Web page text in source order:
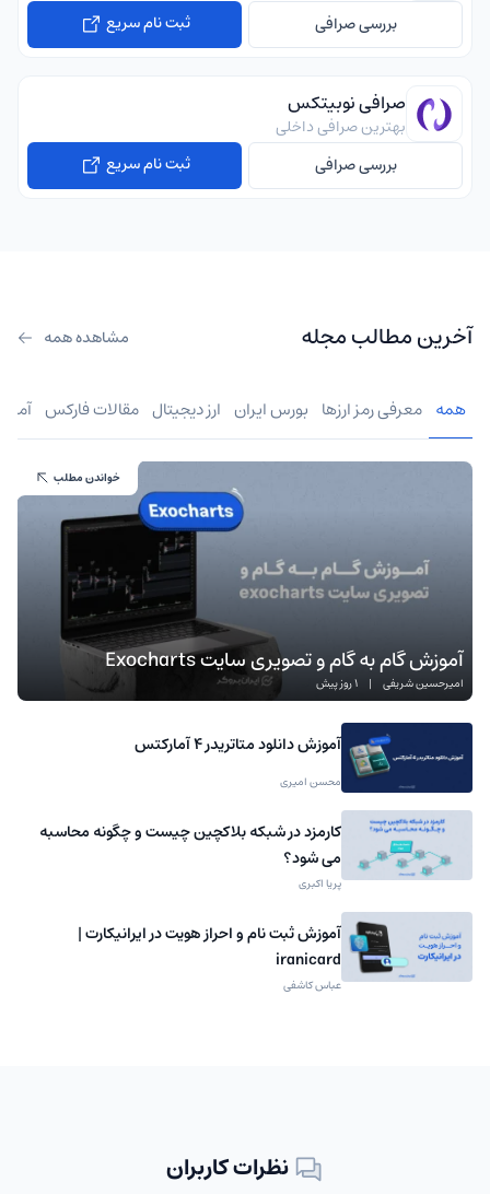
بررسی صرافی
ثبت نام سریع
صرافی نوبیتکس
بهترین صرافی داخلی
بررسی صرافی
ثبت نام سریع
آخرین مطالب مجله مشاهده همه
همه معرفی رمز ارزها بورس ایران ارز دیجیتال مقالات فارکس
آموزش گام به گام و تصویری سایت Exocharts
امیرحسین شریفی | 1 روز پیش
خواندن مطلب
آموزش دانلود متاتریدر 4 آمارکتس
محسن امیری
کارمزد در شبکه بلاکچین چیست و چگونه محاسبه
می شود؟
پریا اکبری
آموزش ثبت نام و احراز هویت در ایرانیکارت |
iranicard
عباس کاشفی
نظرات کاربران